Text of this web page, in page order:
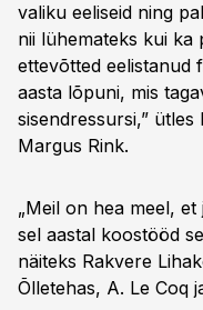
valiku eeliseid ning
nii lühemateks kui ka
ettevõtted eelistanud
aasta lõpuni, mis
sisendressursi,” ütles
Margus Rink.
„Meil on hea meel,
sel aastal koostööd
näiteks Rakvere
Õlletehas, A. Le Coq